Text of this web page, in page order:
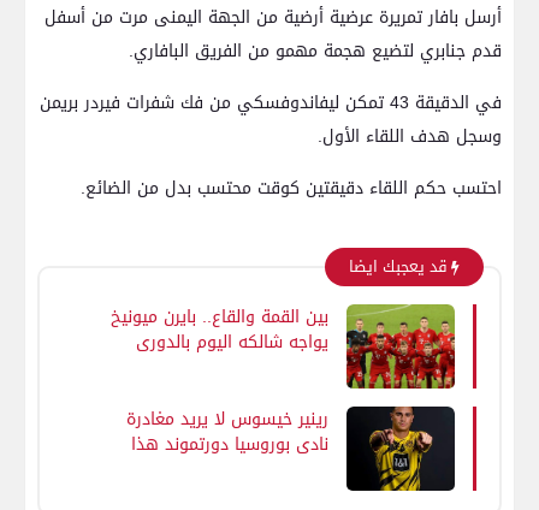
أرسل بافار تمريرة عرضية أرضية من الجهة اليمنى مرت من أسفل
قدم جنابري لتضيع هجمة مهمو من الفريق البافاري.
في الدقيقة 43 تمكن ليفاندوفسكي من فك شفرات فيردر بريمن
وسجل هدف اللقاء الأول.
احتسب حكم اللقاء دقيقتين كوقت محتسب بدل من الضائع.
قد يعجبك ايضا
بين القمة والقاع.. بايرن ميونيخ
يواجه شالكه اليوم بالدوري
رينير خيسوس لا يريد مغادرة
نادي بوروسيا دورتموند هذا